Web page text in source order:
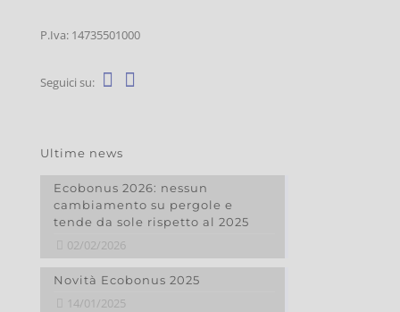
P.Iva: 14735501000
Seguici su:
Ultime news
Ecobonus 2026: nessun
cambiamento su pergole e
tende da sole rispetto al 2025
02/02/2026
Novità Ecobonus 2025
14/01/2025